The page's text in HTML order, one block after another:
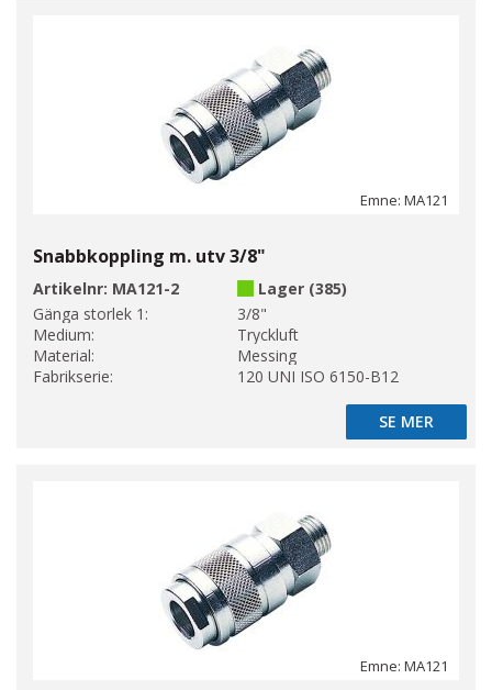
Emne: MA121
Snabbkoppling m. utv 3/8"
Artikelnr: MA121-2
Lager (385)
Gänga storlek 1:
3/8"
Medium:
Tryckluft
Material:
Messing
Fabrikserie:
120 UNI ISO 6150-B12
SE MER
SE MER
Emne: MA121